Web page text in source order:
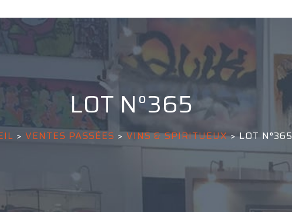
LOT N°365
> VENTES PASSÉES >VINS & SPIRITUEUX>LOT N°365